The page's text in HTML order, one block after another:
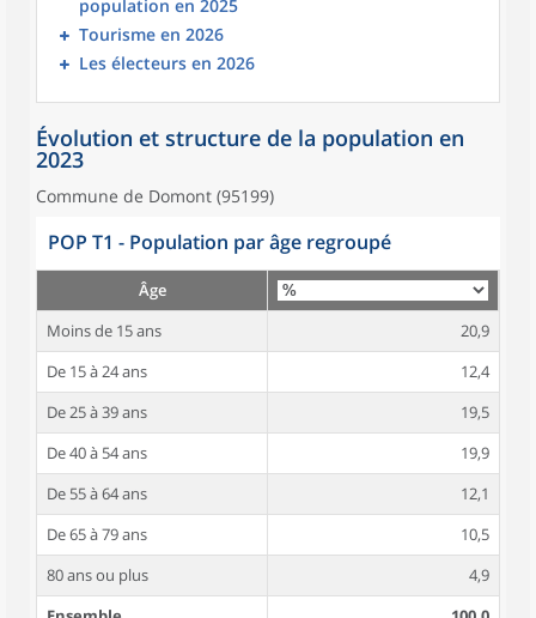
population en 2025
Tourisme en 2026
Les électeurs en 2026
Évolution et structure de la population en
2023
Commune de Domont (95199)
POP T1 - Population par âge regroupé
Âge
Moins de 15 ans
20,9
De 15 à 24 ans
12,4
De 25 à 39 ans
19,5
De 40 à 54 ans
19,9
De 55 à 64 ans
12,1
De 65 à 79 ans
10,5
80 ans ou plus
4,9